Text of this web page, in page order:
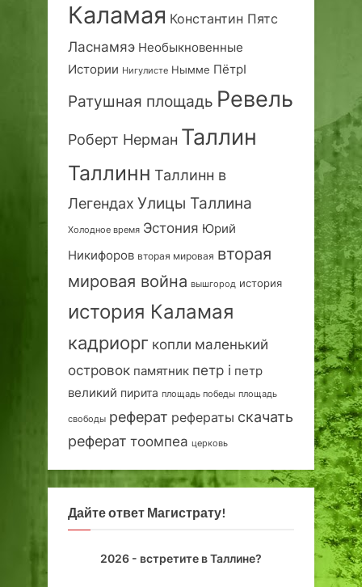
Каламая Константин Пятс
Ласнамяэ Необыкновенные
Истории Нигулисте Нымме ПётрI
Ратушная площадь Ревель
Роберт Нерман Таллин
Таллинн Таллинн в
Легендах Улицы Таллина
Холодное время Эстония Юрий
Никифоров вторая мировая вторая
мировая война вышгород история
история Каламая
кадриорг копли маленький
островок памятник петр i петр
великий пирита площадь победы площадь
свободы реферат рефераты скачать
реферат тоомпеа церковь
Дайте ответ Магистрату!
2026 - встретите в Таллине?